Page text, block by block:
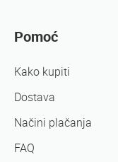
Pomoć
Kako kupiti
Dostava
Načini plačanja
FAQ